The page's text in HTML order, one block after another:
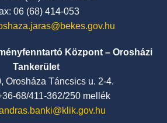
06 (68) 414-053
Központ – Orosházi
Tankerület
Orosháza Táncsics u. 2-4.
68/411-362/250 mellék